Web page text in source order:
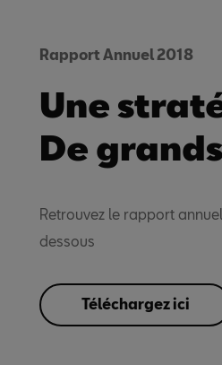
Rapport Annuel 2018
Une
De
Retrouvez le rapport
dessous
Téléchargez ici